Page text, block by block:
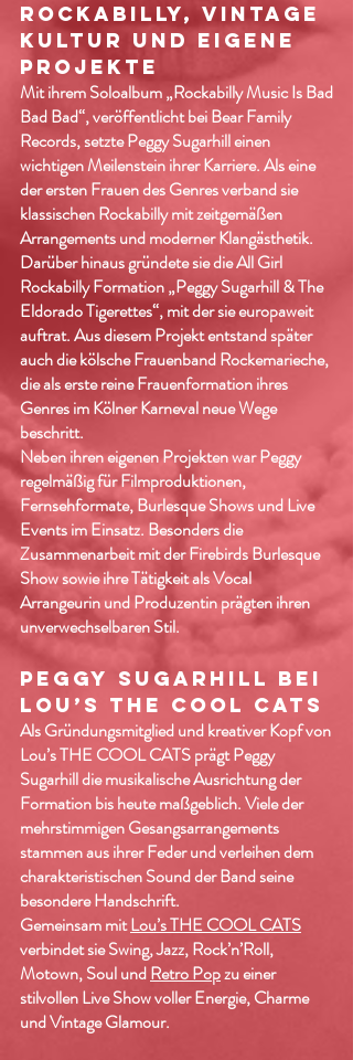
ROCKABILLY, VINTAGE
KULTUR UND EIGENE
PROJEKTE
Mit ihrem Soloalbum „Rockabilly Music Is Bad
Bad Bad“, veröffentlicht bei Bear Family
Records, setzte Peggy Sugarhill einen
wichtigen Meilenstein ihrer Karriere. Als eine
der ersten Frauen des Genres verband sie
klassischen Rockabilly mit zeitgemäßen
Arrangements und moderner Klangästhetik.
Darüber hinaus gründete sie die All Girl
Rockabilly Formation „Peggy Sugarhill & The
Eldorado Tigerettes“, mit der sie europaweit
auftrat. Aus diesem Projekt entstand später
auch die kölsche Frauenband Rockemarieche,
die als erste reine Frauenformation ihres
Genres im Kölner Karneval neue Wege
beschritt.
Neben ihren eigenen Projekten war Peggy
regelmäßig für Filmproduktionen,
Fernsehformate, Burlesque Shows und Live
Events im Einsatz. Besonders die
Zusammenarbeit mit der Firebirds Burlesque
Show sowie ihre Tätigkeit als Vocal
Arrangeurin und Produzentin prägten ihren
unverwechselbaren Stil.
PEGGY SUGARHILL BEI
LOU’S THE COOL CATS
Als Gründungsmitglied und kreativer Kopf von
Lou’s THE COOL CATS prägt Peggy
Sugarhill die musikalische Ausrichtung der
Formation bis heute maßgeblich. Viele der
mehrstimmigen Gesangsarrangements
stammen aus ihrer Feder und verleihen dem
charakteristischen Sound der Band seine
besondere Handschrift.
Gemeinsam mitLou’s THE COOL CATS
verbindet sie Swing, Jazz, Rock’n’Roll,
Motown, Soul undRetro Popzu einer
stilvollen Live Show voller Energie, Charme
und Vintage Glamour.